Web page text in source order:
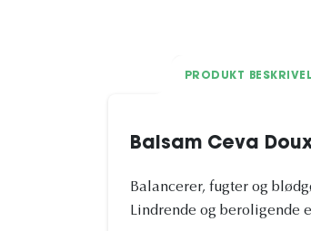
PRODUKT
Balsam Ceva
Balancerer, fugter og
Lindrende og beroligende